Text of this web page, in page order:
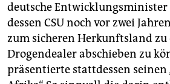
deutsche Entwicklungsminister
dessen CSU noch vor zwei
zum sicheren Herkunftsland
Drogendealer abschieben zu
präsentierte stattdessen